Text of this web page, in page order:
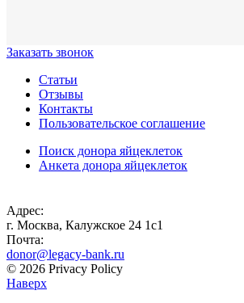
Заказать звонок
Статьи
Отзывы
Контакты
Пользовательское соглашение
Поиск донора яйцеклеток
Анкета донора яйцеклеток
Адрес:
г. Москва, Калужское 24 1с1
Почта:
donor@legacy-bank.ru
© 2026 Privacy Policy
Наверх